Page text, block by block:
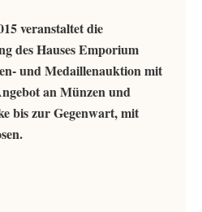
veranstaltet die
des Hauses Emporium
und Medaillenauktion mit
an Münzen und
bis zur Gegenwart, mit